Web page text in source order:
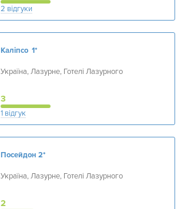
2 відгуки
Каліпсо 1*
Україна, Лазурне, Готелі Лазурного
3
1 відгук
Посейдон 2*
Україна, Лазурне, Готелі Лазурного
2